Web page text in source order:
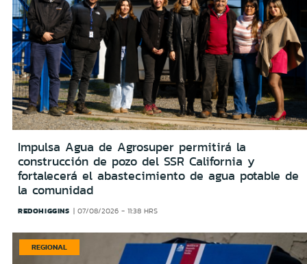
Impulsa Agua de Agrosuper permitirá la
construcción de pozo del SSR California y
fortalecerá el abastecimiento de agua potable de
la comunidad
REDOHIGGINS 07/08/2026 - 11:38 HRS
REGIONAL